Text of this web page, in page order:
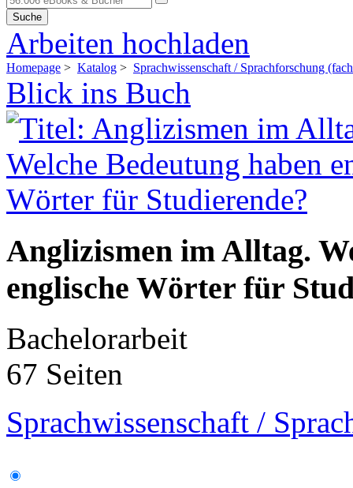
Suche
Arbeiten hochladen
Homepage > Katalog > Sprachwissenschaft / Sprachforschung
Blick ins Buch
Anglizismen im Alltag.
englische Wörter für
Bachelorarbeit
67 Seiten
Sprachwissenschaft /